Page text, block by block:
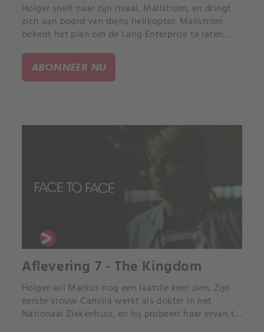
Holger snelt naar zijn rivaal, Mallström, en dringt
zich aan boord van diens helikopter. Mallström
bekent het plan om de Lang Enterprise te laten
anders van plan was.
ABONNEER NU
Aflevering 7 - The Kingdom
Holger wil Markus nog een laatste keer zien. Zijn
eerste vrouw Camilla werkt als dokter in het
Nationaal Ziekenhuis, en hij probeert haar ervan te